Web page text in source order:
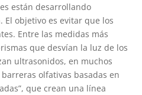
están desarrollando
El objetivo es evitar que los
Entre las medidas más
que desvían la luz de los
ultrasonidos, en muchos
olfativas basadas en
que crean una línea